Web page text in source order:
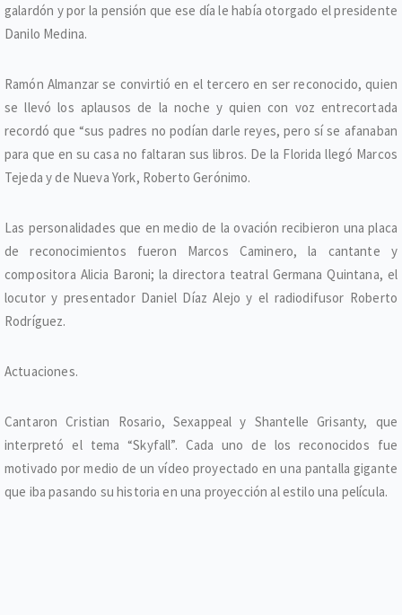
galardón y por la pensión que ese día le había otorgado el presidente
Danilo Medina.
Ramón Almanzar se convirtió en el tercero en ser reconocido, quien
se llevó los aplausos de la noche y quien con voz entrecortada
recordó que “sus padres no podían darle reyes, pero sí se afanaban
para que en su casa no faltaran sus libros. De la Florida llegó Marcos
Tejeda y de Nueva York, Roberto Gerónimo.
Las personalidades que en medio de la ovación recibieron una placa
de reconocimientos fueron Marcos Caminero, la cantante y
compositora Alicia Baroni; la directora teatral Germana Quintana, el
locutor y presentador Daniel Díaz Alejo y el radiodifusor Roberto
Rodríguez.
Actuaciones.
Cantaron Cristian Rosario, Sexappeal y Shantelle Grisanty, que
interpretó el tema “Skyfall”. Cada uno de los reconocidos fue
motivado por medio de un vídeo proyectado en una pantalla gigante
que iba pasando su historia en una proyección al estilo una película.